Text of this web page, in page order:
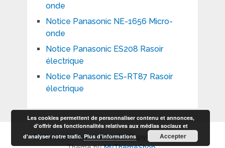
onde
Notice Panasonic NE-1656 Micro-
onde
Notice Panasonic ES208 Rasoir
électrique
Notice Panasonic ES-RT87 Rasoir
électrique
Notices et modes d'emploiCopyright © 2026.
Les cookies permettent de personnaliser contenu et annonces,
d'offrir des fonctionnalités relatives aux médias sociaux et
d'analyser notre trafic.Plus d’informations Accepter